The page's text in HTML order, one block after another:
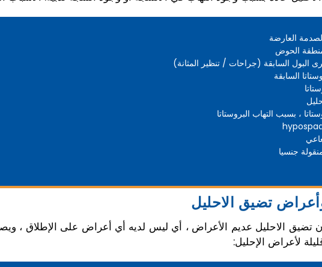
العارضة
الحوض
البول السابقة (جراحات / تنظير المثانة)
السابقة
، بسبب التهاب البروستاتا
جنسيا
تضيق الاحليل
تضيق الاحليل عديم الأعراض ، أي ليس لديه أي أعراض على الإطلاق ،
لأعراض الإحليل: